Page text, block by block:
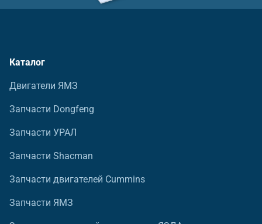
Каталог
Двигатели ЯМЗ
Запчасти Dongfeng
Запчасти УРАЛ
Запчасти Shacman
Запчасти двигателей Cummins
Запчасти ЯМЗ